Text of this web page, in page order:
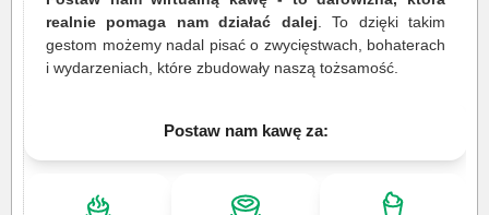
realnie pomaga nam działać dalej . To dzięki takim
gestom możemy nadal pisać o zwycięstwach, bohaterach
i wydarzeniach, które zbudowały naszą tożsamość.
Postaw nam kawę za: